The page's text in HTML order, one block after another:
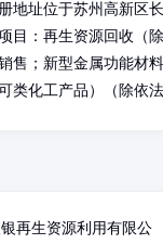
地址位于苏州高新区
目：再生资源回收（
售；新型金属功能材
类化工产品）（除依
再生资源利用有限公